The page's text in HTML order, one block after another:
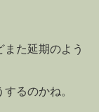
た延期のよう
るのかね。